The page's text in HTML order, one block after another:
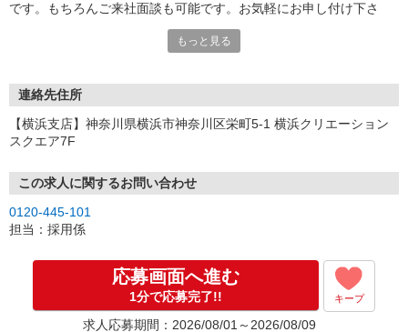
です。もちろんご来社面談も可能です。お気軽にお申し付け下さ
もっと見る
連絡先住所
【横浜支店】神奈川県横浜市神奈川区栄町5-1 横浜クリエーション
スクエア7F
この求人に関するお問い合わせ
0120-445-101
担当：採用係
応募画面へ進む
1分で応募完了!! キープ
求人応募期間：2026/08/01～2026/08/09